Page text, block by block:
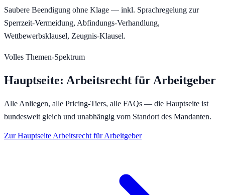
Saubere Beendigung ohne Klage — inkl. Sprachregelung zur
Sperrzeit-Vermeidung, Abfindungs-Verhandlung,
Wettbewerbsklausel, Zeugnis-Klausel.
Volles Themen-Spektrum
Hauptseite: Arbeitsrecht für Arbeitgeber
Alle Anliegen, alle Pricing-Tiers, alle FAQs — die Hauptseite ist
bundesweit gleich und unabhängig vom Standort des Mandanten.
Zur Hauptseite Arbeitsrecht für Arbeitgeber